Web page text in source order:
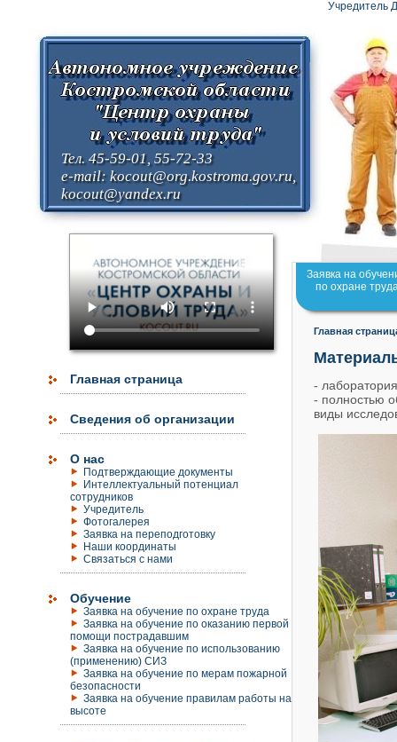
Учредитель
Тел. 45-59-01, 55-72-33
e-mail:kocout@org.kostroma.gov.ru,
kocout@yandex.ru
Главная страница
Сведения об организации
О нас
Подтверждающие документы
Интеллектуальный потенциал
сотрудников
Учредитель
Фотогалерея
Заявка на переподготовку
Наши координаты
Связаться с нами
Обучение
Заявка на обучение по охране труда
Заявка на обучение по оказанию первой
помощи пострадавшим
Заявка на обучение по использованию
(применению) СИЗ
Заявка на обучение по мерам пожарной
безопасности
Заявка на обучение правилам работы на
высоте
Заявка на
по охране
Главная
-
- полностью
виды